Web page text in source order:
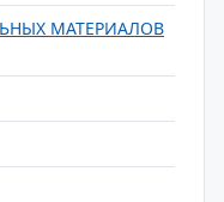
МАТЕРИАЛОВ